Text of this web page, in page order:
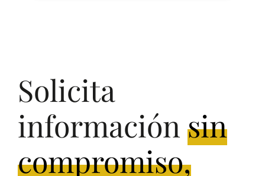
Solicita
información sin
compromiso,